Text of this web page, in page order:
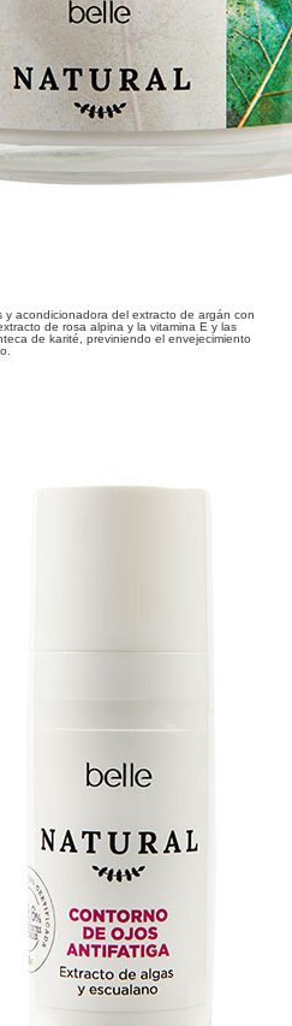
acondicionadora del extracto de argán con
de rosa alpina y la vitamina E y las
de karité, previniendo el envejecimiento